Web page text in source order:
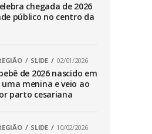
chegada de 2026
público no centro da
SLIDE 02/01/2026
de 2026 nascido em
uma menina e veio ao
parto cesariana
SLIDE 10/02/2026